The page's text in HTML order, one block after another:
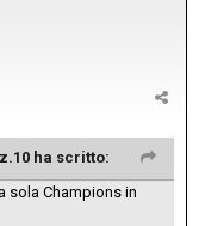
ha scritto:
sola Champions in